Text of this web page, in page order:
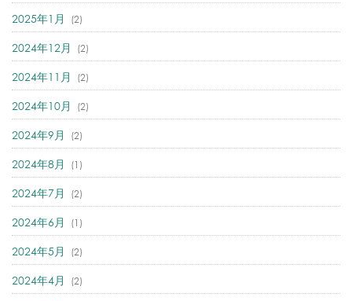
2025年1月 (2)
2024年12月 (2)
2024年11月 (2)
2024年10月 (2)
2024年9月 (2)
2024年8月 (1)
2024年7月 (2)
2024年6月 (1)
2024年5月 (2)
2024年4月 (2)